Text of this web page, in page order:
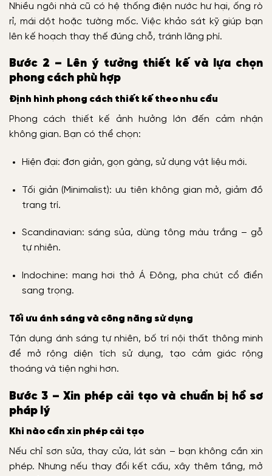
Nhiều ngôi nhà cũ có hệ thống điện nước hư hại, ống rò
rỉ, mái dột hoặc tường mốc. Việc khảo sát kỹ giúp bạn
lên kế hoạch thay thế đúng chỗ, tránh lãng phí.
Bước 2 – Lên ý tưởng thiết kế và lựa chọn
phong cách phù hợp
Định hình phong cách thiết kế theo nhu cầu
Phong cách thiết kế ảnh hưởng lớn đến cảm nhận
không gian. Bạn có thể chọn:
Hiện đại: đơn giản, gọn gàng, sử dụng vật liệu mới.
Tối giản (Minimalist): ưu tiên không gian mở, giảm đồ
trang trí.
Scandinavian: sáng sủa, dùng tông màu trắng – gỗ
tự nhiên.
Indochine: mang hơi thở Á Đông, pha chút cổ điển
sang trọng.
Tối ưu ánh sáng và công năng sử dụng
Tận dụng ánh sáng tự nhiên, bố trí nội thất thông minh
để mở rộng diện tích sử dụng, tạo cảm giác rộng
thoáng và tiện nghi hơn.
Bước 3 – Xin phép cải tạo và chuẩn bị hồ sơ
pháp lý
Khi nào cần xin phép cải tạo
Nếu chỉ sơn sửa, thay cửa, lát sàn – bạn không cần xin
phép. Nhưng nếu thay đổi kết cấu, xây thêm tầng, mở